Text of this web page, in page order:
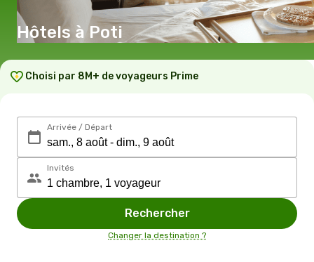
Hôtels à Poti
Choisi par 8M+ de voyageurs Prime
Arrivée / Départ
Invités
Rechercher
Changer la destination ?